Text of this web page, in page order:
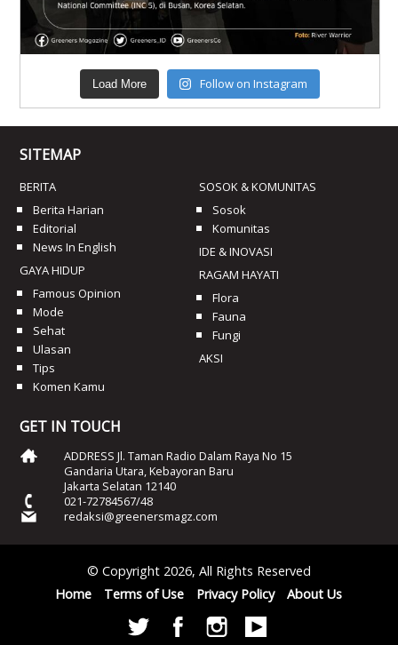
Load More Follow on Instagram
SITEMAP
BERITA
Berita Harian
Editorial
News In English
GAYA HIDUP
Famous Opinion
Mode
Sehat
Ulasan
Tips
Komen Kamu
SOSOK & KOMUNITAS
Sosok
Komunitas
IDE & INOVASI
RAGAM HAYATI
Flora
Fauna
Fungi
AKSI
GET IN TOUCH
ADDRESS Jl. Taman Radio Dalam Raya No 15
Gandaria Utara, Kebayoran Baru
Jakarta Selatan 12140
021-72784567/48
redaksi@greenersmagz.com
© Copyright 2026, All Rights Reserved
Home
Terms of Use Privacy Policy About Us